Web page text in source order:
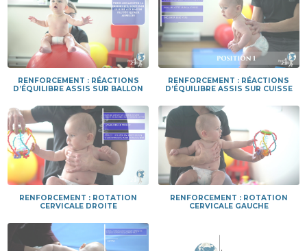
RENFORCEMENT : RÉACTIONS
D’ÉQUILIBRE ASSIS SUR BALLON
RENFORCEMENT : RÉACTIONS
D’ÉQUILIBRE ASSIS SUR CUISSE
RENFORCEMENT : ROTATION
CERVICALE DROITE
RENFORCEMENT : ROTATION
CERVICALE GAUCHE